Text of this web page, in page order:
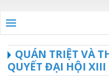
QUÁN TRIỆT VÀ
QUYẾT ĐẠI HỘI XIII